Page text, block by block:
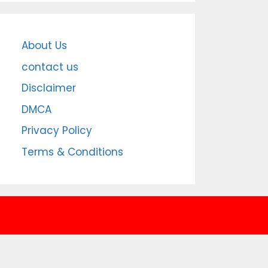
About Us
contact us
Disclaimer
DMCA
Privacy Policy
Terms & Conditions